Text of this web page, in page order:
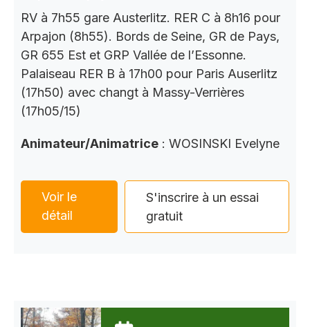
RV à 7h55 gare Austerlitz. RER C à 8h16 pour
Arpajon (8h55). Bords de Seine, GR de Pays,
GR 655 Est et GRP Vallée de l’Essonne.
Palaiseau RER B à 17h00 pour Paris Auserlitz
(17h50) avec changt à Massy-Verrières
(17h05/15)
Animateur/Animatrice : WOSINSKI Evelyne
Voir le
détail
S'inscrire à un essai
gratuit